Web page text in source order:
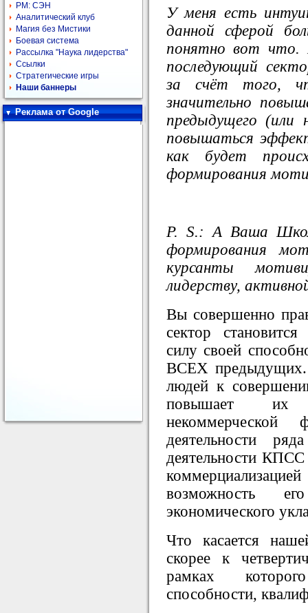
РМ: СЭН
Аналитический клуб
Магия без Мистики
Боевая система
Рассылка "Наука лидерства"
Ссылки
Стратегические игры
Наши баннеры
Реклама от Google
У меня есть
данной сферой
понятно вот что.
последующий
за счёт того,
значительно
предыдущего (или
повышаться
как будет
формирования
P. S.: А Ваша
формирования
курсанты
лидерству,
Вы совершенно
сектор
силу своей
ВСЕХ предыдущих.
людей к
повышает их
деятельности
деятельности
возможность
экономического
Что касается
скорее к
рамках
способности,